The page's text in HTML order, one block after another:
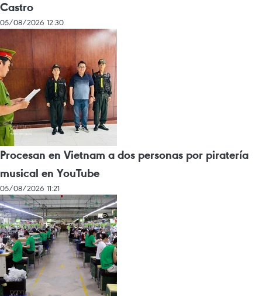
Castro
05/08/2026 12:30
Procesan en Vietnam a dos personas por piratería
musical en YouTube
05/08/2026 11:21